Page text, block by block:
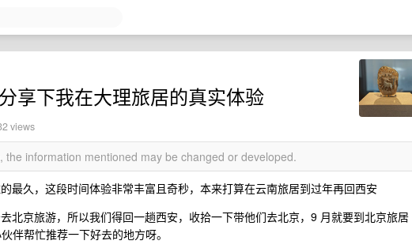
享下我在大理旅居的真实体验
views
information mentioned may be changed or developed.
最久，这段时间体验非常丰富且奇秒，本来打算在云南旅居到过年再回西安
北京旅游，所以我们得回一趟西安，收拾一下带他们去北京，9 月就要到北京旅居
伴帮忙推荐一下好去的地方呀。